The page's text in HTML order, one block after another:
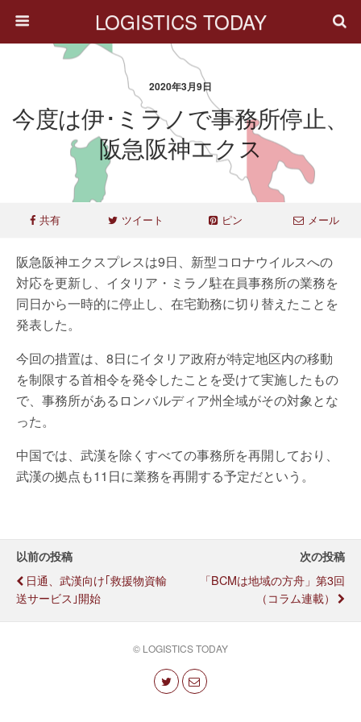
LOGISTICS TODAY
2020年3月9日
今度は伊･ミラノで事務所停止、
阪急阪神エクス
共有 ツイート ピン メール
阪急阪神エクスプレスは9日、新型コロナウイルスへの
対応を更新し、イタリア・ミラノ駐在員事務所の業務を
同日から一時的に停止し、在宅勤務に切り替えたことを
発表した。
今回の措置は、8日にイタリア政府が特定地区内の移動
を制限する首相令を発令したことを受けて実施したもの
で、事務所があるロンバルディア州全域がその対象とな
った。
中国では、武漢を除くすべての事務所を再開しており、
武漢の拠点も11日に業務を再開する予定だという。
以前の投稿
日通、武漢向け｢救援物資輸
送サービス｣開始
次の投稿
「BCMは地域の方舟」第3回
（コラム連載）
© LOGISTICS TODAY